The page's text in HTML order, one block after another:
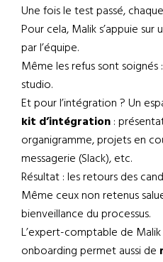
Une fois le test passé,
Pour cela, Malik s’appuie
par l’équipe.
Même les refus sont
studio.
Et pour l’intégration ? Un
kit d’intégration:
organigramme, projets en
messagerie (Slack), etc.
Résultat : les retours des
Même ceux non retenus
bienveillance du processus.
L’expert-comptable de
onboarding permet aussi de